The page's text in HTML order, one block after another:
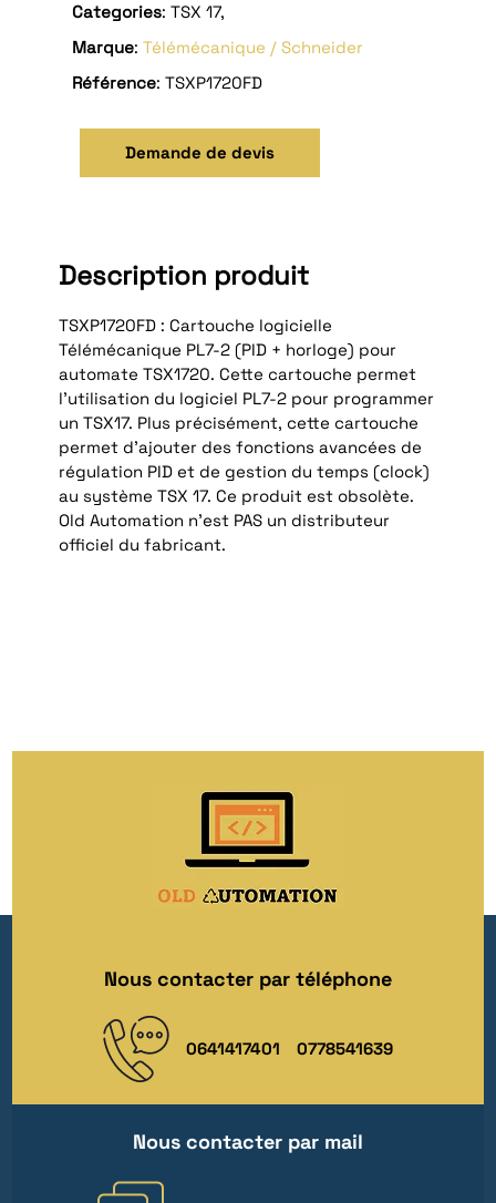
Categories: TSX 17,
Marque: Télémécanique / Schneider
Référence: TSXP1720FD
Demande de devis
Description produit
TSXP1720FD : Cartouche logicielle
Télémécanique PL7-2 (PID + horloge) pour
automate TSX1720. Cette cartouche permet
l’utilisation du logiciel PL7-2 pour programmer
un TSX17. Plus précisément, cette cartouche
permet d’ajouter des fonctions avancées de
régulation PID et de gestion du temps (clock)
au système TSX 17. Ce produit est obsolète.
Old Automation n'est PAS un distributeur
officiel du fabricant.
Nous contacter par téléphone
0641417401 0778541639
Nous contacter par mail